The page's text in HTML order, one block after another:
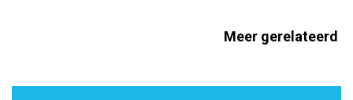
Meer gerelateerd